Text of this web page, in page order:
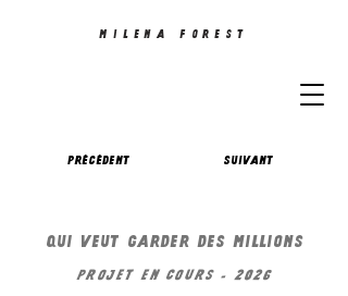
MILENA FOREST
Précédent Suivant
QUI VEUT GARDER DES MILLIONS
projet en cours - 2026